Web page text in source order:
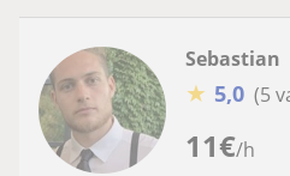
11€/h
Sebastian
★ 5,0 (5